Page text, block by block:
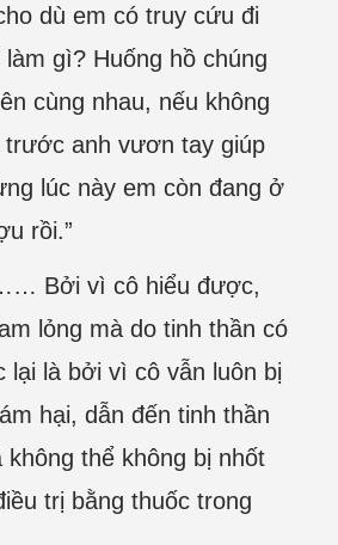
dù em có truy cứu đi
gì? Huống hồ chúng
cùng nhau, nếu không
trước anh vươn tay giúp
lúc này em còn đang ở
rồi.”
Bởi vì cô hiểu được,
lỏng mà do tinh thần có
lại là bởi vì cô vẫn luôn bị
hại, dẫn đến tinh thần
không thể không bị nhốt
trị bằng thuốc trong